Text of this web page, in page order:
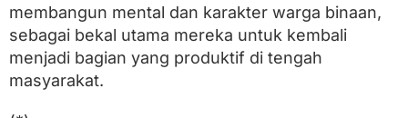
membangun mental dan karakter warga binaan,
sebagai bekal utama mereka untuk kembali
menjadi bagian yang produktif di tengah
masyarakat.